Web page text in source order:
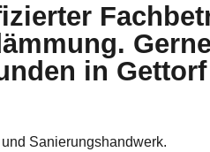
in Gettorf
Sanierungshandwerk.